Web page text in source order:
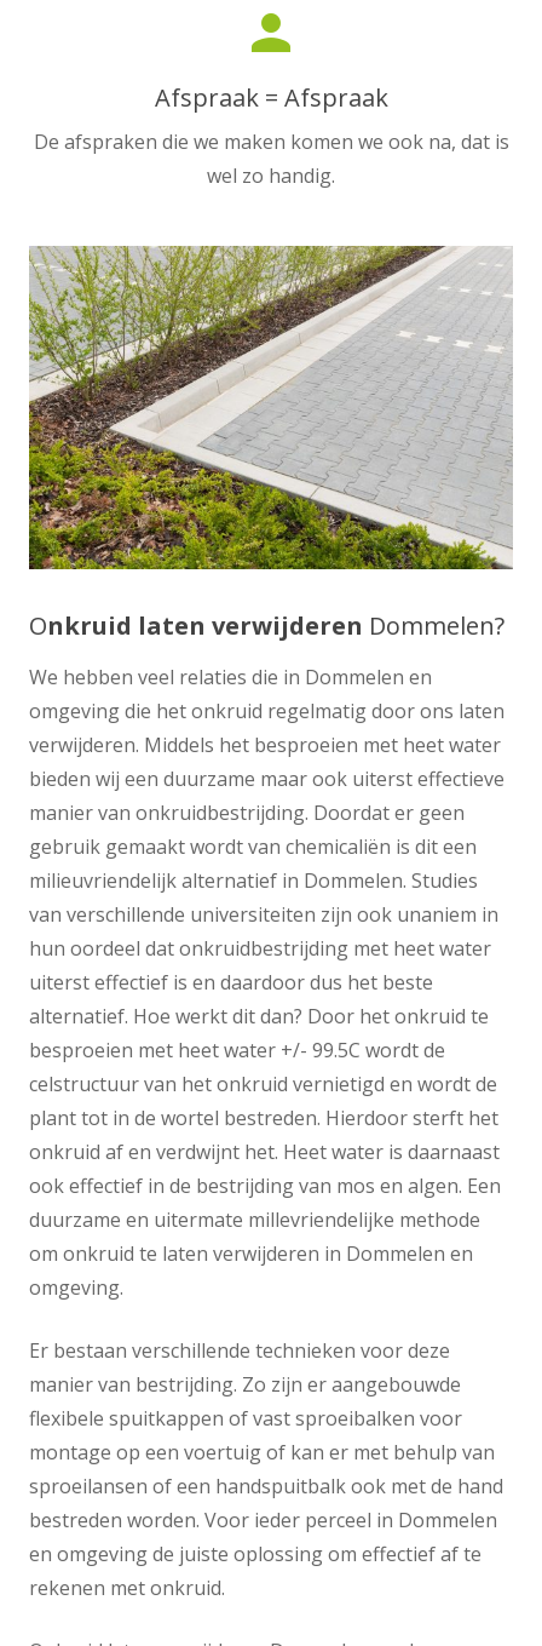
person
Afspraak = Afspraak
De afspraken die we maken komen we ook na, dat is
wel zo handig.
Onkruid laten verwijderen Dommelen?
We hebben veel relaties die in Dommelen en
omgeving die het onkruid regelmatig door ons laten
verwijderen. Middels het besproeien met heet water
bieden wij een duurzame maar ook uiterst effectieve
manier van onkruidbestrijding. Doordat er geen
gebruik gemaakt wordt van chemicaliën is dit een
milieuvriendelijk alternatief in Dommelen. Studies
van verschillende universiteiten zijn ook unaniem in
hun oordeel dat onkruidbestrijding met heet water
uiterst effectief is en daardoor dus het beste
alternatief. Hoe werkt dit dan? Door het onkruid te
besproeien met heet water +/- 99.5C wordt de
celstructuur van het onkruid vernietigd en wordt de
plant tot in de wortel bestreden. Hierdoor sterft het
onkruid af en verdwijnt het. Heet water is daarnaast
ook effectief in de bestrijding van mos en algen. Een
duurzame en uitermate millevriendelijke methode
om onkruid te laten verwijderen in Dommelen en
omgeving.
Er bestaan verschillende technieken voor deze
manier van bestrijding. Zo zijn er aangebouwde
flexibele spuitkappen of vast sproeibalken voor
montage op een voertuig of kan er met behulp van
sproeilansen of een handspuitbalk ook met de hand
bestreden worden. Voor ieder perceel in Dommelen
en omgeving de juiste oplossing om effectief af te
rekenen met onkruid.